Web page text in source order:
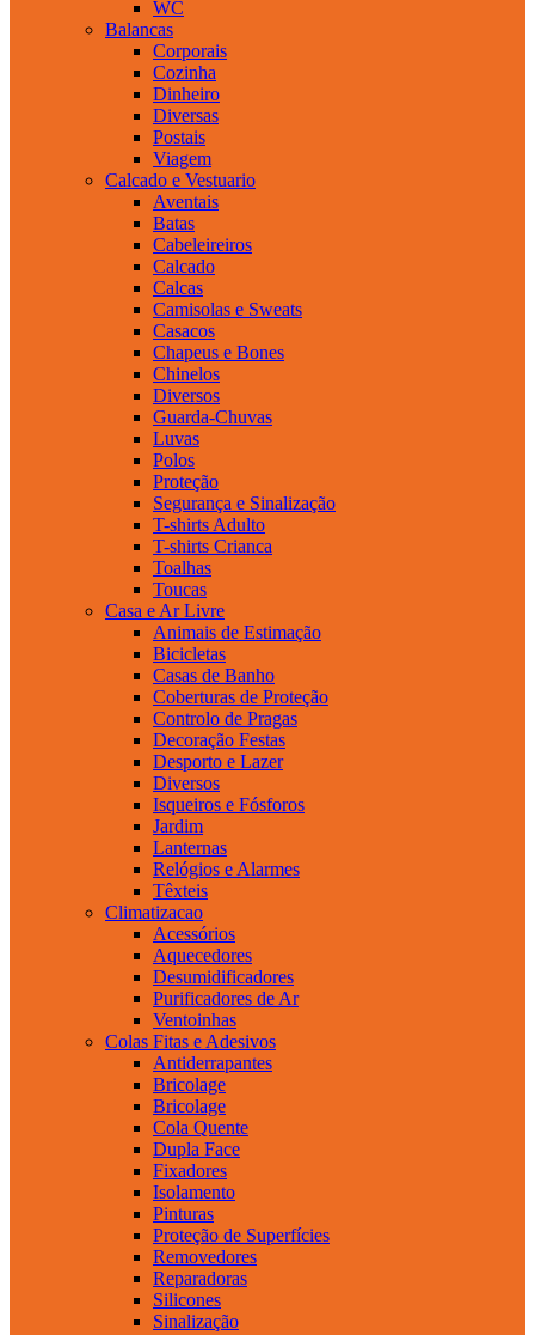
WC
Balancas
Corporais
Cozinha
Dinheiro
Diversas
Postais
Viagem
Calcado e Vestuario
Aventais
Batas
Cabeleireiros
Calcado
Calcas
Camisolas e Sweats
Casacos
Chapeus e Bones
Chinelos
Diversos
Guarda-Chuvas
Luvas
Polos
Proteção
Segurança e Sinalização
T-shirts Adulto
T-shirts Crianca
Toalhas
Toucas
Casa e Ar Livre
Animais de Estimação
Bicicletas
Casas de Banho
Coberturas de Proteção
Controlo de Pragas
Decoração Festas
Desporto e Lazer
Diversos
Isqueiros e Fósforos
Jardim
Lanternas
Relógios e Alarmes
Têxteis
Climatizacao
Acessórios
Aquecedores
Desumidificadores
Purificadores de Ar
Ventoinhas
Colas Fitas e Adesivos
Antiderrapantes
Bricolage
Bricolage
Cola Quente
Dupla Face
Fixadores
Isolamento
Pinturas
Proteção de Superfícies
Removedores
Reparadoras
Silicones
Sinalização